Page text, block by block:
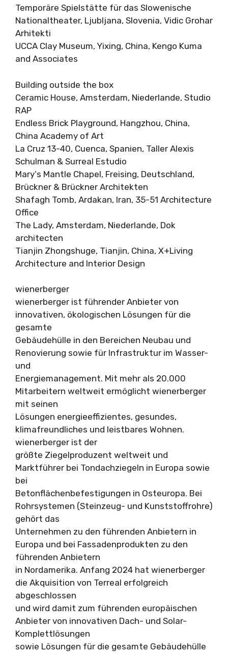
Temporäre Spielstätte für das Slowenische
Nationaltheater, Ljubljana, Slovenia, Vidic Grohar
Arhitekti
UCCA Clay Museum, Yixing, China, Kengo Kuma
and Associates
Building outside the box
Ceramic House, Amsterdam, Niederlande, Studio
RAP
Endless Brick Playground, Hangzhou, China,
China Academy of Art
La Cruz 13-40, Cuenca, Spanien, Taller Alexis
Schulman & Surreal Estudio
Mary‘s Mantle Chapel, Freising, Deutschland,
Brückner & Brückner Architekten
Shafagh Tomb, Ardakan, Iran, 35-51 Architecture
Office
The Lady, Amsterdam, Niederlande, Dok
architecten
Tianjin Zhongshuge, Tianjin, China, X+Living
Architecture and Interior Design
wienerberger
wienerberger ist führender Anbieter von
innovativen, ökologischen Lösungen für die
gesamte
Gebäudehülle in den Bereichen Neubau und
Renovierung sowie für Infrastruktur im Wasser-
und
Energiemanagement. Mit mehr als 20.000
Mitarbeitern weltweit ermöglicht wienerberger
mit seinen
Lösungen energieeffizientes, gesundes,
klimafreundliches und leistbares Wohnen.
wienerberger ist der
größte Ziegelproduzent weltweit und
Marktführer bei Tondachziegeln in Europa sowie
bei
Betonflächenbefestigungen in Osteuropa. Bei
Rohrsystemen (Steinzeug- und Kunststoffrohre)
gehört das
Unternehmen zu den führenden Anbietern in
Europa und bei Fassadenprodukten zu den
führenden Anbietern
in Nordamerika. Anfang 2024 hat wienerberger
die Akquisition von Terreal erfolgreich
abgeschlossen
und wird damit zum führenden europäischen
Anbieter von innovativen Dach- und Solar-
Komplettlösungen
sowie Lösungen für die gesamte Gebäudehülle